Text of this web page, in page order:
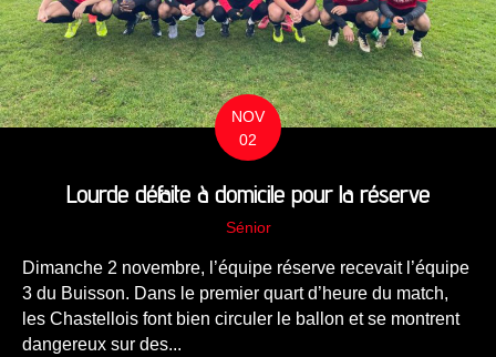
NOV
02
Lourde défaite à domicile pour la réserve
Sénior
Dimanche 2 novembre, l’équipe réserve recevait l’équipe
3 du Buisson. Dans le premier quart d’heure du match,
les Chastellois font bien circuler le ballon et se montrent
dangereux sur des...